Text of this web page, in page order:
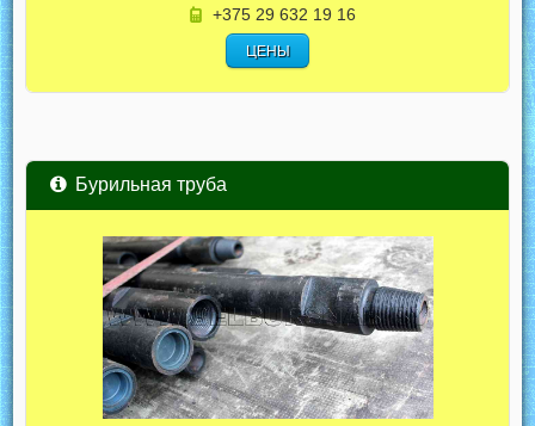
+375 29 632 19 16
ЦЕНЫ
Бурильная труба